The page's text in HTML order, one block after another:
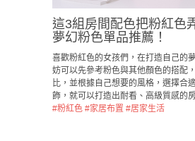
這3組房間配色把粉紅色
夢幻粉色單品推薦！
喜歡粉紅色的女孩們，在打造自己的
妨可以先參考粉色與其他顏色的搭配
比，並根據自己想要的風格，選擇合
飾，就可以打造出耐看、高級質感的
#粉紅色 #家居布置 #居家生活